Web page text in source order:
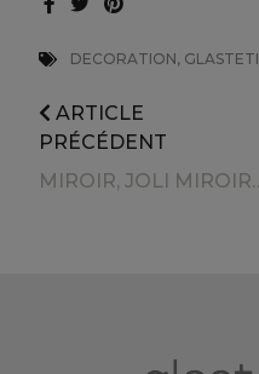
DECORATION,
ARTICLE
PRÉCÉDENT
MIROIR, JOLI